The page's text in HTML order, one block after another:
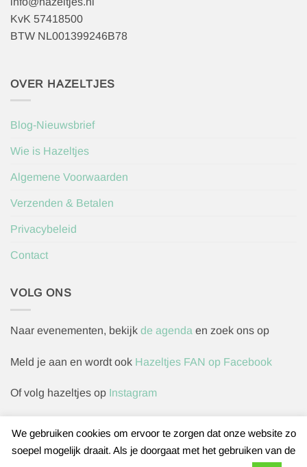
KvK 57418500
BTW NL001399246B78
OVER HAZELTJES
Blog-Nieuwsbrief
Wie is Hazeltjes
Algemene Voorwaarden
Verzenden & Betalen
Privacybeleid
Contact
VOLG ONS
Naar evenementen, bekijk de agenda en zoek ons op
Meld je aan en wordt ook Hazeltjes FAN op Facebook
Of volg hazeltjes op Instagram
Herroepingsverzoek indienen
We gebruiken cookies om ervoor te zorgen dat onze website zo
soepel mogelijk draait. Als je doorgaat met het gebruiken van de